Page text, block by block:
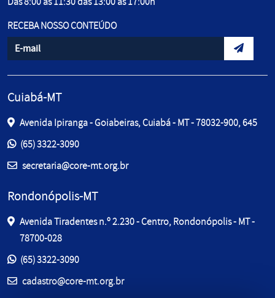
RECEBA NOSSO CONTEÚDO
Informe seu e-mail
Envidar
Cuiabá-MT
Avenida Ipiranga - Goiabeiras, Cuiabá - MT - 78032-900, 645
Entre em contato pelos telefones:
(65) 3322-3090
E-mail:secretaria@core-mt.org.br
Rondonópolis-MT
Avenida Tiradentes n.º 2.230 - Centro, Rondonópolis - MT -
78700-028
Entre em contato pelos telefones:
(65) 3322-3090
E-mail:cadastro@core-mt.org.br